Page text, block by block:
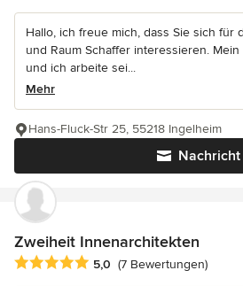
Hallo, ich freue mich, dass Sie sich für
und Raum Schaffer interessieren.
und ich arbeite sei...
Mehr
Nachricht
Hans-Fluck-Str 25, 55218 Ingelheim
Zweiheit Innenarchitekten
Durchschnittliche Bewertung: 5 von
5,0 (7 Bewertungen)